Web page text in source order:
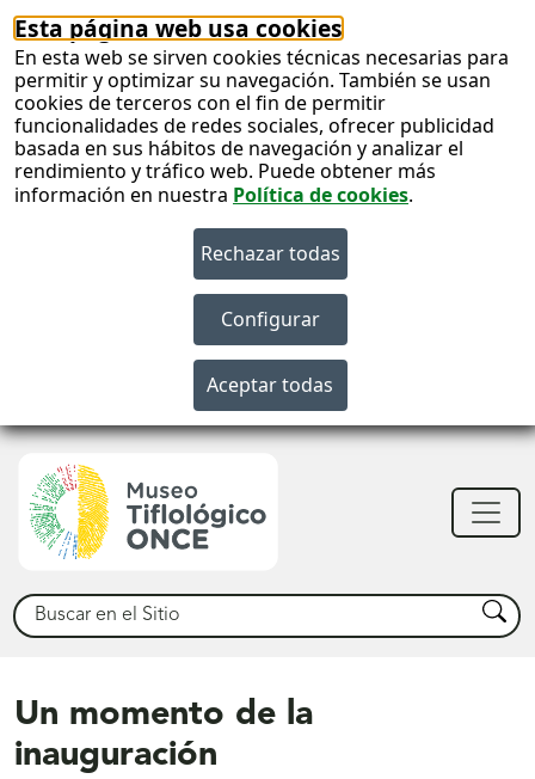
Esta página web usa cookies
En esta web se sirven cookies técnicas necesarias para
permitir y optimizar su navegación. También se usan
cookies de terceros con el fin de permitir
funcionalidades de redes sociales, ofrecer publicidad
basada en sus hábitos de navegación y analizar el
rendimiento y tráfico web. Puede obtener más
información en nuestra Política de cookies.
Buscar Buscar
Un momento de la
inauguración